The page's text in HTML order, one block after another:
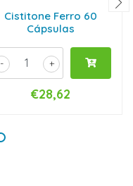
Cistitone Ferro 60
Cápsulas
+
-
€28,62